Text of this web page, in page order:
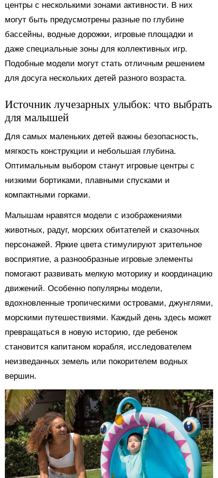
центры с несколькими зонами активности. В них
могут быть предусмотрены разные по глубине
бассейны, водные дорожки, игровые площадки и
даже специальные зоны для коллективных игр.
Подобные модели могут стать отличным решением
для досуга нескольких детей разного возраста.
Источник лучезарных улыбок: что выбрать
для малышей
Для самых маленьких детей важны безопасность,
мягкость конструкции и небольшая глубина.
Оптимальным выбором станут игровые центры с
низкими бортиками, плавными спусками и
компактными горками.
Малышам нравятся модели с изображениями
животных, радуг, морских обитателей и сказочных
персонажей. Яркие цвета стимулируют зрительное
восприятие, а разнообразные игровые элементы
помогают развивать мелкую моторику и координацию
движений. Особенно популярны модели,
вдохновленные тропическими островами, джунглями,
морскими путешествиями. Каждый день здесь может
превращаться в новую историю, где ребенок
становится капитаном корабля, исследователем
неизведанных земель или покорителем водных
вершин.